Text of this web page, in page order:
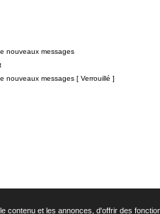
contenu et les annonces, d'offrir des
nouveaux messages
nouveaux messages [ Verrouillé ]